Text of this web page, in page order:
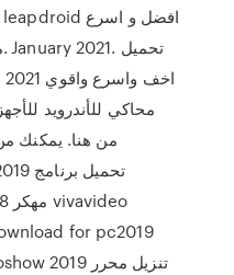
محاكي للأندرويد
من هنا. يمكنك